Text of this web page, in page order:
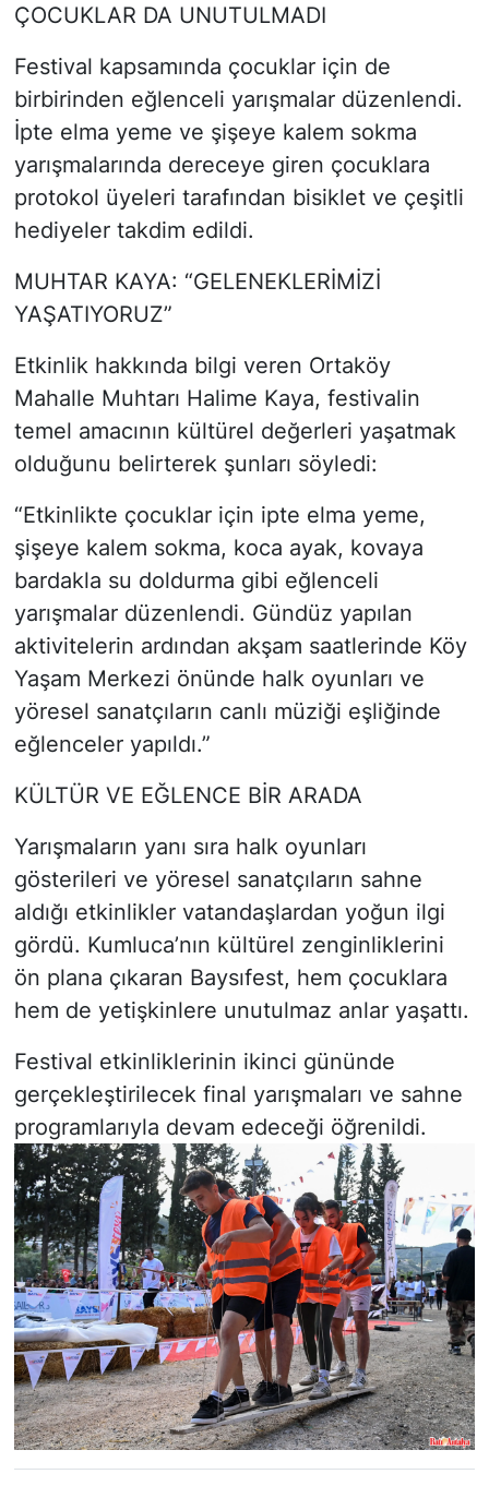
ÇOCUKLAR DA UNUTULMADI
Festival kapsamında çocuklar için de
birbirinden eğlenceli yarışmalar düzenlendi.
İpte elma yeme ve şişeye kalem sokma
yarışmalarında dereceye giren çocuklara
protokol üyeleri tarafından bisiklet ve çeşitli
hediyeler takdim edildi.
MUHTAR KAYA: “GELENEKLERİMİZİ
YAŞATIYORUZ”
Etkinlik hakkında bilgi veren Ortaköy
Mahalle Muhtarı Halime Kaya, festivalin
temel amacının kültürel değerleri yaşatmak
olduğunu belirterek şunları söyledi:
“Etkinlikte çocuklar için ipte elma yeme,
şişeye kalem sokma, koca ayak, kovaya
bardakla su doldurma gibi eğlenceli
yarışmalar düzenlendi. Gündüz yapılan
aktivitelerin ardından akşam saatlerinde Köy
Yaşam Merkezi önünde halk oyunları ve
yöresel sanatçıların canlı müziği eşliğinde
eğlenceler yapıldı.”
KÜLTÜR VE EĞLENCE BİR ARADA
Yarışmaların yanı sıra halk oyunları
gösterileri ve yöresel sanatçıların sahne
aldığı etkinlikler vatandaşlardan yoğun ilgi
gördü. Kumluca’nın kültürel zenginliklerini
ön plana çıkaran Baysıfest, hem çocuklara
hem de yetişkinlere unutulmaz anlar yaşattı.
Festival etkinliklerinin ikinci gününde
gerçekleştirilecek final yarışmaları ve sahne
programlarıyla devam edeceği öğrenildi.